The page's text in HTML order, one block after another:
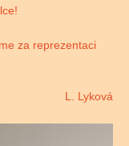
za reprezentaci
L. Lyková